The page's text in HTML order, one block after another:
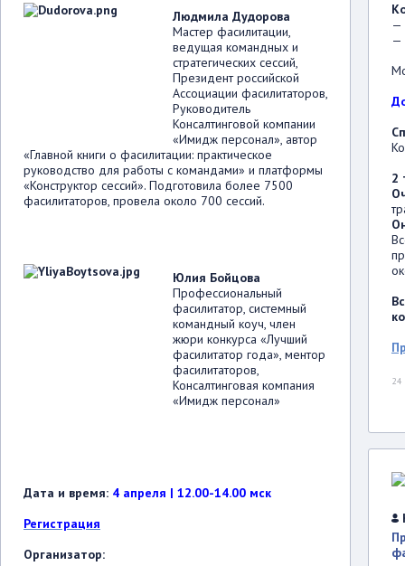
Людмила Дудорова
Мастер фасилитации,
ведущая командных и
стратегических сессий,
Президент российской
Ассоциации фасилитаторов,
Руководитель
Консалтинговой компании
«Имидж персонал», автор
«Главной книги о фасилитации: практическое
руководство для работы с командами» и платформы
«Конструктор сессий». Подготовила более 7500
фасилитаторов, провела около 700 сессий.
Юлия Бойцова
Профессиональный
фасилитатор, системный
командный коуч, член
жюри конкурса «Лучший
фасилитатор года», ментор
фасилитаторов,
Консалтинговая компания
«Имидж персонал»
Дата и время: 4 апреля | 12.00-14.00 мск
Регистрация
Организатор:
—
—
2
24